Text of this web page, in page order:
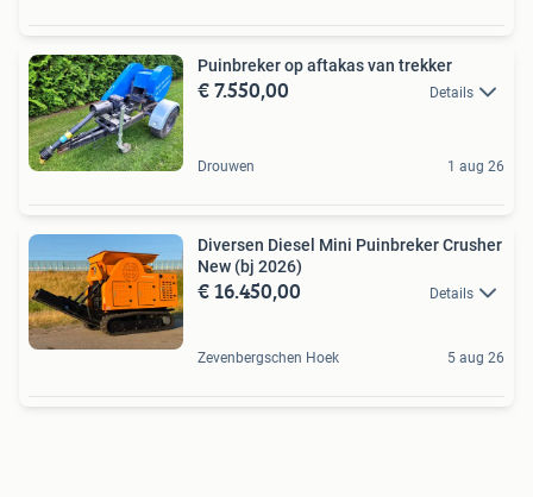
Puinbreker op aftakas van trekker
€ 7.550,00 Details
Drouwen 1 aug 26
Diversen Diesel Mini Puinbreker Crusher
New (bj 2026)
€ 16.450,00 Details
Zevenbergschen Hoek 5 aug 26